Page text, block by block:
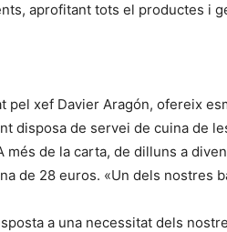
aprofitant tots el productes i
pel xef Davier Aragón, ofereix
disposa de servei de cuina de
més de la carta, de dilluns a
de 28 euros. «Un dels nostres
a una necessitat dels